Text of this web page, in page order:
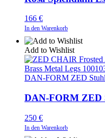
166 €
In den Warenkorb
Add to Wishlist
DAN-FORM ZED
DAN-FORM ZED
250 €
In den Warenkorb